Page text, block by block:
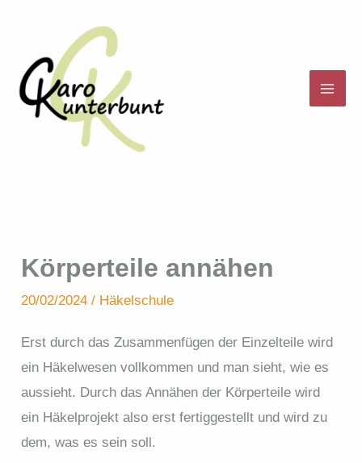
springen
Körperteile annähen
20/02/2024/ Häkelschule
Erst durch das Zusammenfügen der Einzelteile wird
ein Häkelwesen vollkommen und man sieht, wie es
aussieht. Durch das Annähen der Körperteile wird
ein Häkelprojekt also erst fertiggestellt und wird zu
dem, was es sein soll.